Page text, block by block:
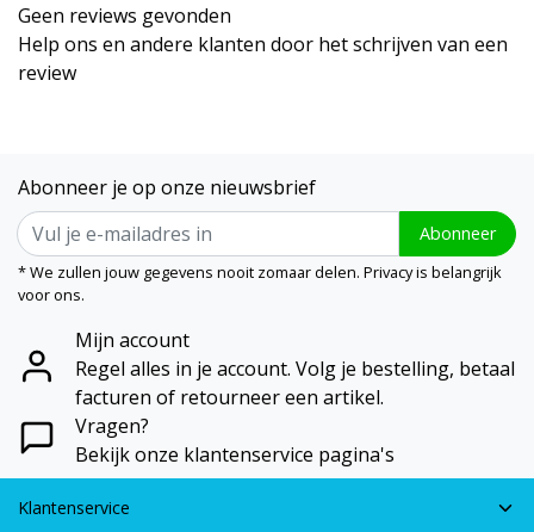
Geen reviews gevonden
Help ons en andere klanten door het schrijven van een
review
Abonneer je op onze nieuwsbrief
Abonneer
* We zullen jouw gegevens nooit zomaar delen. Privacy is belangrijk
voor ons.
Mijn account
Regel alles in je account. Volg je bestelling, betaal
facturen of retourneer een artikel.
Vragen?
Bekijk onze klantenservice pagina's
Klantenservice